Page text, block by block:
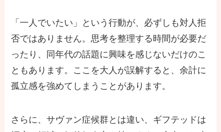
「一人でいたい」という行動が、必ずしも対人拒
否ではありません。思考を整理する時間が必要だ
ったり、同年代の話題に興味を感じないだけのこ
ともあります。ここを大人が誤解すると、余計に
孤立感を強めてしまうことがあります。
さらに、サヴァン症候群とは違い、ギフテッドは